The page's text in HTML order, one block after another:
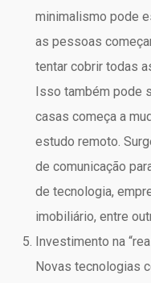
minimalismo pode
as pessoas
tentar cobrir todas
Isso também pode
casas começa a
estudo remoto.
de comunicação
de tecnologia,
imobiliário, entre
Investimento na
Novas tecnologias